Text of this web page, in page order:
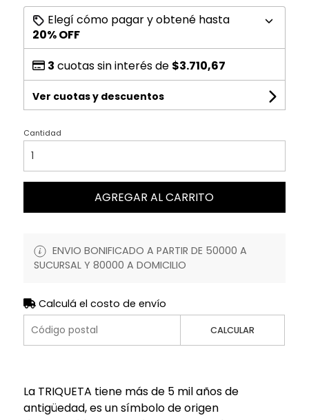
Elegí cómo pagar y obtené hasta
20% OFF
3 cuotas sin interés de $3.710,67
Ver cuotas y descuentos
Cantidad
AGREGAR AL CARRITO
ENVIO BONIFICADO A PARTIR DE 50000 A
SUCURSAL Y 80000 A DOMICILIO
Calculá el costo de envío
CALCULAR
La TRIQUETA tiene más de 5 mil años de
antigüedad, es un símbolo de origen